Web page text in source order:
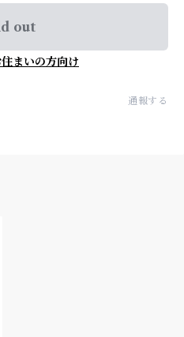
out
まいの方向け
通報する